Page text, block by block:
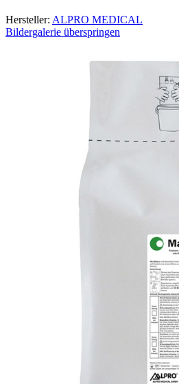
Hersteller: ALPRO MEDICAL
Bildergalerie überspringen